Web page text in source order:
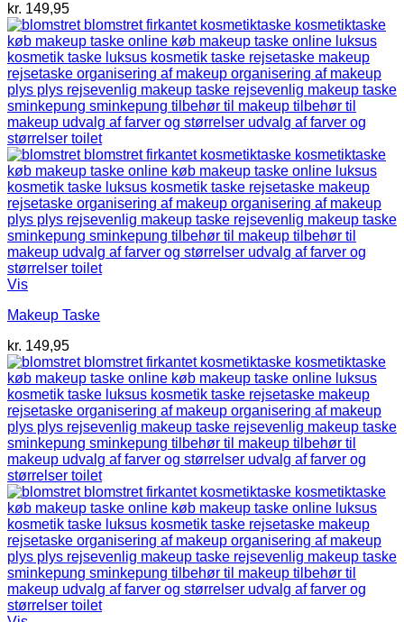
kr. 149,95
Vis
Makeup Taske
kr. 149,95